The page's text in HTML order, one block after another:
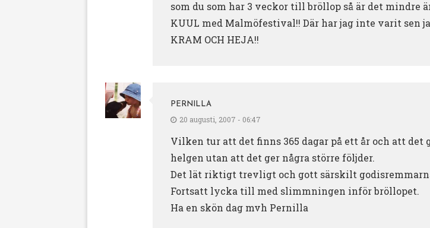
som du som har 3 veckor till bröllop så är det mindre
KUUL med Malmöfestival!! Där har jag inte varit sen
KRAM OCH HEJA!!
PERNILLA
20 augusti, 2007 - 06:47
Vilken tur att det finns 365 dagar på ett år och att det
helgen utan att det ger några större följder.
Det lät riktigt trevligt och gott särskilt
Fortsatt lycka till med slimmningen inför bröllopet.
Ha en skön dag mvh Pernilla